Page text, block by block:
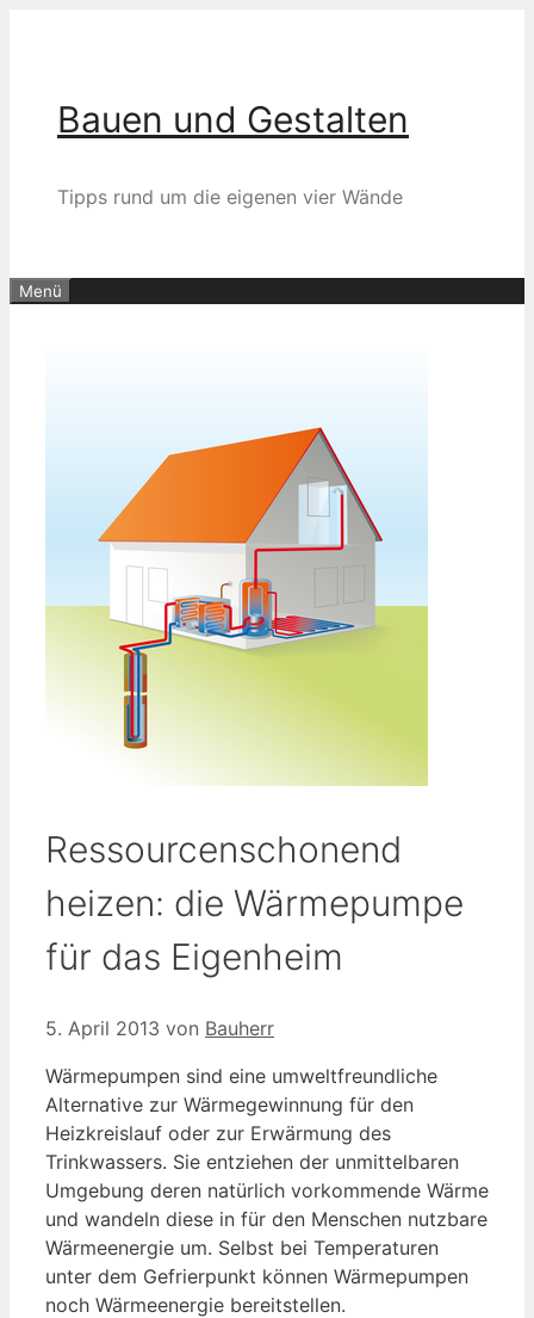
Bauen und Gestalten
Tipps rund um die eigenen vier Wände
Menü
Ressourcenschonend
heizen: die Wärmepumpe
für das Eigenheim
5. April 2013 von Bauherr
Wärmepumpen sind eine umweltfreundliche
Alternative zur Wärmegewinnung für den
Heizkreislauf oder zur Erwärmung des
Trinkwassers. Sie entziehen der unmittelbaren
Umgebung deren natürlich vorkommende Wärme
und wandeln diese in für den Menschen nutzbare
Wärmeenergie um. Selbst bei Temperaturen
unter dem Gefrierpunkt können Wärmepumpen
noch Wärmeenergie bereitstellen.